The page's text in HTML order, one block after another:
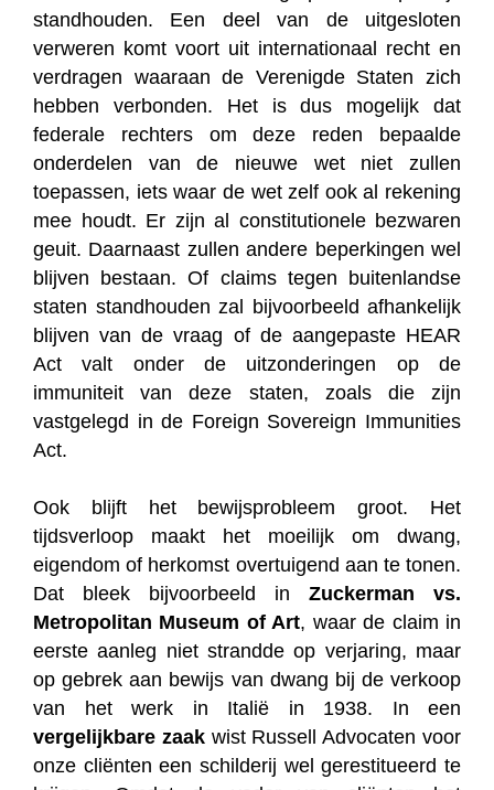
standhouden. Een deel van de uitgesloten
verweren komt voort uit internationaal recht en
verdragen waaraan de Verenigde Staten zich
hebben verbonden. Het is dus mogelijk dat
federale rechters om deze reden bepaalde
onderdelen van de nieuwe wet niet zullen
toepassen, iets waar de wet zelf ook al rekening
mee houdt. Er zijn al constitutionele bezwaren
geuit. Daarnaast zullen andere beperkingen wel
blijven bestaan. Of claims tegen buitenlandse
staten standhouden zal bijvoorbeeld afhankelijk
blijven van de vraag of de aangepaste HEAR
Act valt onder de uitzonderingen op de
immuniteit van deze staten, zoals die zijn
vastgelegd in de Foreign Sovereign Immunities
Act.
Ook blijft het bewijsprobleem groot. Het
tijdsverloop maakt het moeilijk om dwang,
eigendom of herkomst overtuigend aan te tonen.
Dat bleek bijvoorbeeld in Zuckerman vs.
Metropolitan Museum of Art, waar de claim in
eerste aanleg niet strandde op verjaring, maar
op gebrek aan bewijs van dwang bij de verkoop
van het werk in Italië in 1938. In een
vergelijkbare zaakwist Russell Advocaten voor
onze cliënten een schilderij wel gerestitueerd te